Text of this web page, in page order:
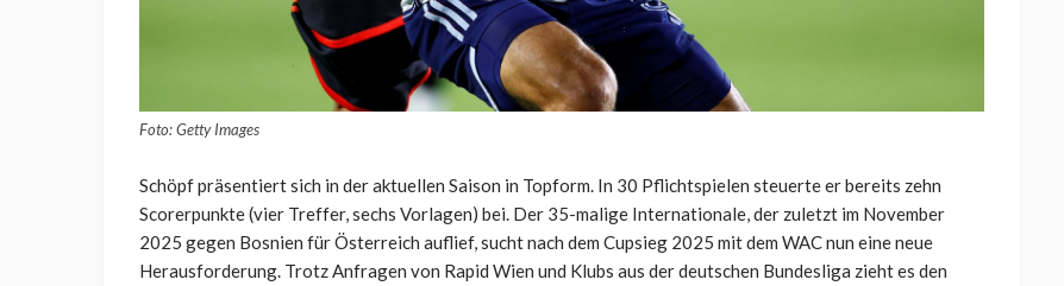
Foto: Getty Images
Schöpf präsentiert sich in der aktuellen Saison in Topform. In 30 Pflichtspielen steuerte er bereits zehn
Scorerpunkte (vier Treffer, sechs Vorlagen) bei. Der 35-malige Internationale, der zuletzt im November
2025 gegen Bosnien für Österreich auflief, sucht nach dem Cupsieg 2025 mit dem WAC nun eine neue
Herausforderung. Trotz Anfragen von Rapid Wien und Klubs aus der deutschen Bundesliga zieht es den